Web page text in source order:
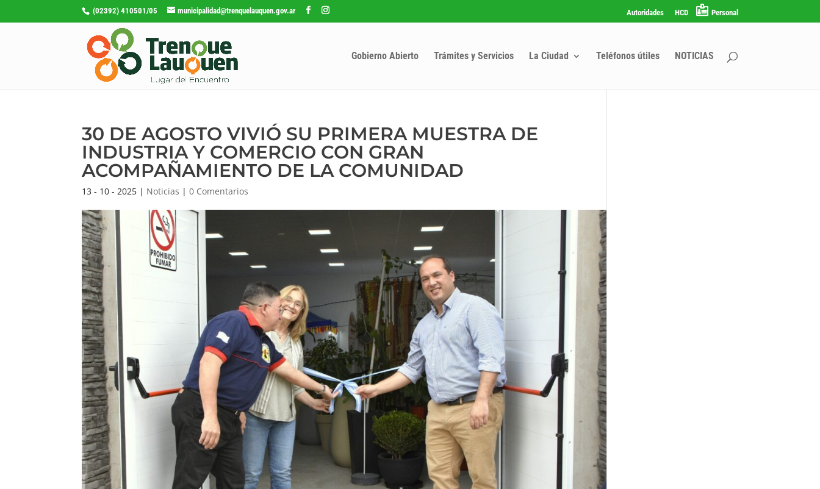
(02392) 410501/05 municipalidad@trenquelauquen.gov.ar Autoridades HCD Personal
Gobierno Abierto Trámites y Servicios La Ciudad Teléfonos útiles NOTICIAS
30 DE AGOSTO VIVIÓ SU PRIMERA MUESTRA DE
INDUSTRIA Y COMERCIO CON GRAN
ACOMPAÑAMIENTO DE LA COMUNIDAD
13 - 10 - 2025 | Noticias |0 Comentarios